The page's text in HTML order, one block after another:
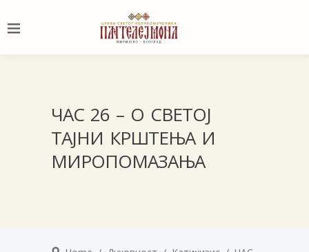
ЧАС 26 – О СВЕТОЈ
ТАЈНИ КРШТЕЊА И
МИРОПОМАЗАЊА